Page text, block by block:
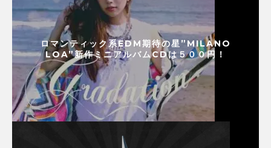
ロマンティック系EDM期待の星”MILANO
LOA”新作ミニアルバムCDは５００円！